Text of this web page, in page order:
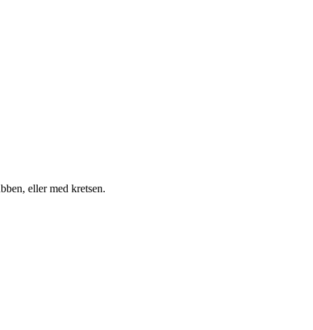
eller med kretsen.